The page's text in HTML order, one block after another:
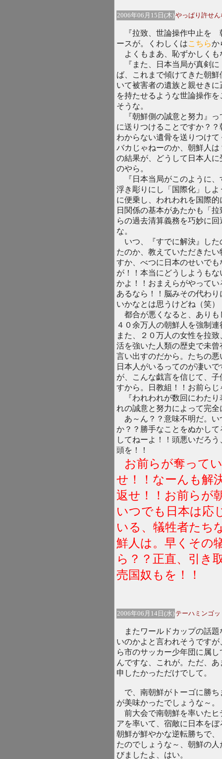
2006年06月15日(木)やっぱり許せ
『拉致、世論操作中止を
ースが。くわしくはこちらか
よくもまあ、恥ずかしくも
『また、日本当局が真剣に
ば、これまで傾けてきた朝
いて被害者の遺族と親せき
を持たせるような世論操作
そうな。
『朝鮮側の誠意と努力』っ
に送りつけることですか？
わからない遺骨を送りつけ
バカじゃねーのか、朝鮮人
の結果が、どうして日本人
のやら。
『日本当局がこのように、
浮き彫りにし「国際化」し
に便乗し、われわれを国際
日関係の基本があたかも「
らの過去清算義務を巧妙に
な。
いつ、『すでに解決』した
たのか、教えていただきた
すか、べつに日本のせいで
が！！本当にどうしようも
かよ！！おまえらがやって
あるなら！！脳みその代わ
いかなとは思うけどね（笑）
都合が悪くなると、ありも
４０余万人の朝鮮人を強制
また、２０万人の女性を拉
活を強いた人類の歴史で未
言い出すのだから。たちの
日本人がいるってのが凄い
が、こんな戯言を信じて、
すから。日教組！！お前ら
『われわれが数回にわたり
れの誠意と努力によって完
あ～ん？？意味不明だ。い
か？？勝手なことをぬかし
してねーよ！！頭悪いだろ
頭を！！
お前らが奪って
せ！！なーんも解
返せ！！お前らが
いつでも日本は応
いる、犠牲者たち
鮮人は。早くその
ら？？正直、引き
売国奴もを！！
2006年06月14日(水) テーハミンゴッ
またワールドカップの話題
いのかよと言われそうです
ら市のサッカー少年団に属
んですな、これが。ただ、
申したかっただけでして。
で、南朝鮮がトーゴに勝ち
が美味かったでしょうな～。
前大会で南朝鮮を率いたヒ
アを率いて、宿敵に日本を
朝鮮が鮮やかな逆転勝ちで
たのでしょうな～、朝鮮の
びましたよ、はい。